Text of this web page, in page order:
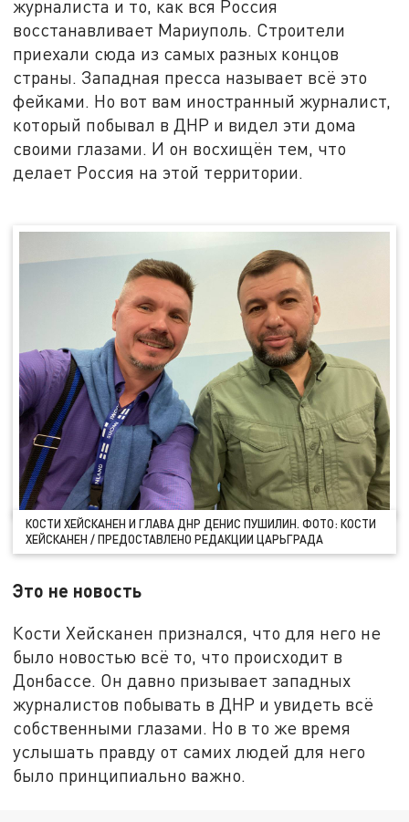
журналиста и то, как вся Россия
восстанавливает Мариуполь. Строители
приехали сюда из самых разных концов
страны. Западная пресса называет всё это
фейками. Но вот вам иностранный журналист,
который побывал в ДНР и видел эти дома
своими глазами. И он восхищён тем, что
делает Россия на этой территории.
КОСТИ ХЕЙСКАНЕН И ГЛАВА ДНР ДЕНИС ПУШИЛИН. ФОТО: КОСТИ
ХЕЙСКАНЕН / ПРЕДОСТАВЛЕНО РЕДАКЦИИ ЦАРЬГРАДА
Это не новость
Кости Хейсканен признался, что для него не
было новостью всё то, что происходит в
Донбассе. Он давно призывает западных
журналистов побывать в ДНР и увидеть всё
собственными глазами. Но в то же время
услышать правду от самих людей для него
было принципиально важно.